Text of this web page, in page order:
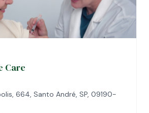
Care
664, Santo André, SP, 09190-